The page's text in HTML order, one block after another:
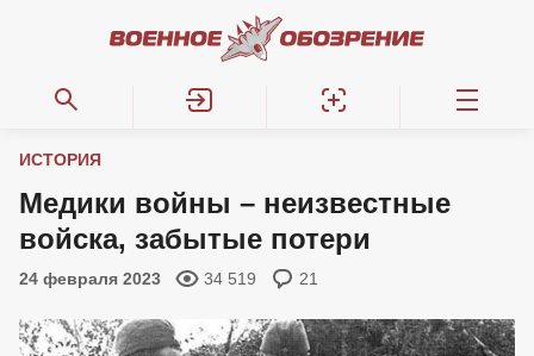
ИСТОРИЯ
Медики войны – неизвестные
войска, забытые потери
24 февраля 2023 34 519 21